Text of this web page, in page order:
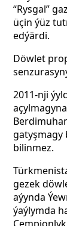
“Rysgal”
üçin ýüz
edýärdi.
Döwlet
2011-nji
gatyşmagy
bilinmez.
gezek
aýynda
ýaýlymda